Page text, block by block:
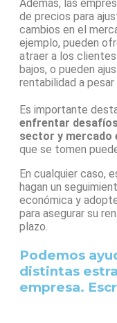
Además, las
de precios para
cambios en el
ejemplo, pueden
atraer a los
bajos, o pueden
rentabilidad a
Es importante
enfrentar
sector y mercado
que se tomen
En cualquier caso,
hagan un
económica y
para asegurar su
plazo.
Podemos
distintas
empresa.